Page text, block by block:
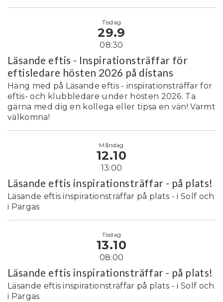
Tisdag
29.9
08:30
Läsande eftis - Inspirationsträffar för
eftisledare hösten 2026 på distans
Häng med på Läsande eftis - inspirationsträffar för
eftis- och klubbledare under hösten 2026. Ta
gärna med dig en kollega eller tipsa en vän! Varmt
välkomna!
Måndag
12.10
13:00
Läsande eftis inspirationsträffar - på plats!
Läsande eftis inspirationsträffar på plats - i Solf och
i Pargas
Tisdag
13.10
08:00
Läsande eftis inspirationsträffar - på plats!
Läsande eftis inspirationsträffar på plats - i Solf och
i Pargas